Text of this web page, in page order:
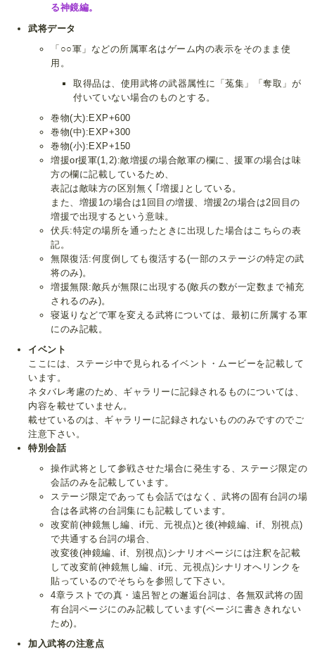
る神鏡編。
武将データ
「○○軍」などの所属軍名はゲーム内の表示をそのまま使
用。
取得品は、使用武将の武器属性に「菟集」「奪取」が
付いていない場合のものとする。
巻物(大):EXP+600
巻物(中):EXP+300
巻物(小):EXP+150
増援or援軍(1,2):敵増援の場合敵軍の欄に、援軍の場合は味
方の欄に記載しているため、
表記は敵味方の区別無く｢増援｣としている。
また、増援1の場合は1回目の増援、増援2の場合は2回目の
増援で出現するという意味。
伏兵:特定の場所を通ったときに出現した場合はこちらの表
記。
無限復活:何度倒しても復活する(一部のステージの特定の武
将のみ)。
増援無限:敵兵が無限に出現する(敵兵の数が一定数まで補充
されるのみ)。
寝返りなどで軍を変える武将については、最初に所属する軍
にのみ記載。
イベント
ここには、ステージ中で見られるイベント・ムービーを記載して
います。
ネタバレ考慮のため、ギャラリーに記録されるものについては、
内容を載せていません。
載せているのは、ギャラリーに記録されないもののみですのでご
注意下さい。
特別会話
操作武将として参戦させた場合に発生する、ステージ限定の
会話のみを記載しています。
ステージ限定であっても会話ではなく、武将の固有台詞の場
合は各武将の台詞集にも記載しています。
改変前(神鏡無し編、if元、元視点)と後(神鏡編、if、別視点)
で共通する台詞の場合、
改変後(神鏡編、if、別視点)シナリオページには注釈を記載
して改変前(神鏡無し編、if元、元視点)シナリオへリンクを
貼っているのでそちらを参照して下さい。
4章ラストでの真・遠呂智との邂逅台詞は、各無双武将の固
有台詞ページにのみ記載しています(ページに書ききれない
ため)。
加入武将の注意点